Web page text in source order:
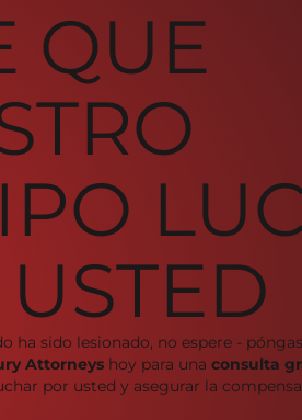
QUE
ha sido lesionado, no espere -
Attorneys hoy para una consulta
por usted y asegurar la